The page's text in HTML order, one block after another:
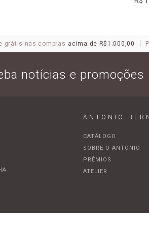
grátis nas compras acima de R$1.000,00
notícias e promoções
ANTONIO
CATÁLOGO
SOBRE O ANTONIO
PRÊMIOS
ATELIER